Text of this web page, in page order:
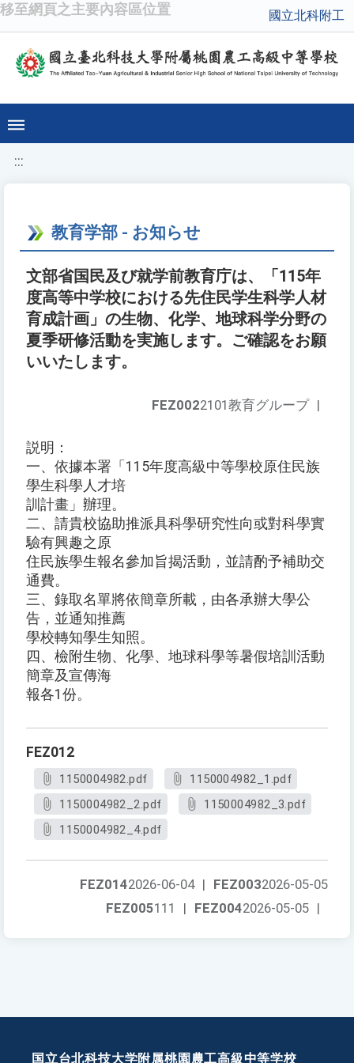
移至網頁之主要內容區位置 國立北科附工
:::
教育学部 - お知らせ
文部省国民及び就学前教育庁は、「115年
度高等中学校における先住民学生科学人材
育成計画」の生物、化学、地球科学分野の
夏季研修活動を実施します。ご確認をお願
いいたします。
FEZ0022101教育グループ |
説明：
一、依據本署「115年度高級中等學校原住民族
學生科學人才培
訓計畫」辦理。
二、請貴校協助推派具科學研究性向或對科學實
驗有興趣之原
住民族學生報名參加旨揭活動，並請酌予補助交
通費。
三、錄取名單將依簡章所載，由各承辦大學公
告，並通知推薦
學校轉知學生知照。
四、檢附生物、化學、地球科學等暑假培訓活動
簡章及宣傳海
報各1份。
FEZ012
1150004982.pdf
1150004982_1.pdf
1150004982_2.pdf
1150004982_3.pdf
1150004982_4.pdf
FEZ0032026-05-05
FEZ0142026-06-04 |
FEZ0042026-05-05 |
FEZ005111 |
国立台北科技大学附属桃園農工高級中等学校